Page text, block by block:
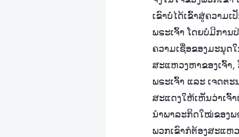
ເຂົາບໍ່ໄດ້ເຂົ້າສູ່ຄວາມ
ພຣະເຈົ້າ ໂດຍບໍ່ມີກາ
ຄວາມເຊື່ອຂອງມະນຸດ
ສະແຫວງຫາຂອງເຈົ້າ,
ພຣະເຈົ້າ ແລະ ເຈດຕ
ສະແດງໃຫ້ເຫັນວ່າເຈົ້
ນຳພາລະກິດໃໝ່ຂອງພ
ພວກເຂົາກໍຕ້ອງສະແຫ